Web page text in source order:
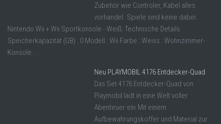
Zubehör wie Controler, Kabel alles
vorhandel. Spiele sind keine dabei.
Nintendo Wii + Wii Sportkonsole - Weiß: Technische Details
Speicherkapazität (GB) : 0 Modell : Wii Farbe : Weiss : Wohnzimmer-
Konsole ...
Neu PLAYMOBIL 4176 Entdecker-Quad
Das Set 4176 Entdecker-Quad von
Playmobil lädt in eine Welt voller
Abenteuer ein.Mit einem
Aufbewahrungskoffer und Material zur